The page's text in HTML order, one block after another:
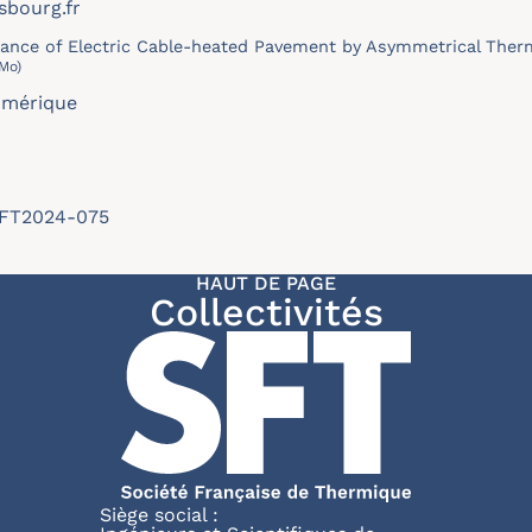
of Electric Cable-heated Pavement by Asymmetrical
075
HAUT DE PAGE
Collectivités
Siège social :